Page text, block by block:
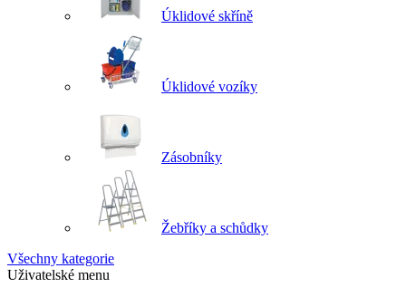
Úklidové skříně
Úklidové vozíky
Zásobníky
Žebříky a schůdky
Všechny kategorie
Uživatelské menu